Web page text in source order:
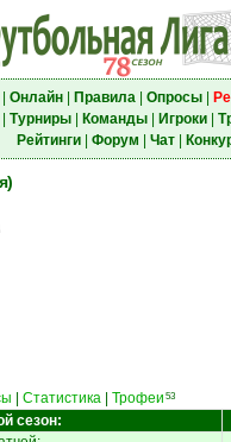
Онлайн| Правила| Опросы|
Турниры| Команды| Игроки|
Рейтинги| Форум Чат|
Статистика Трофеи 53
сезон: